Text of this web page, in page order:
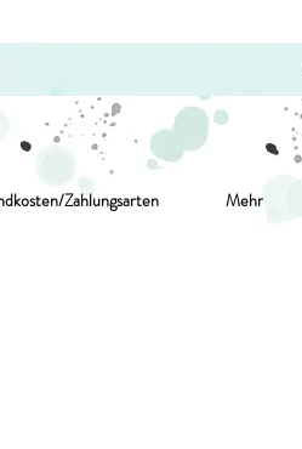
Zahlungsarten Mehr